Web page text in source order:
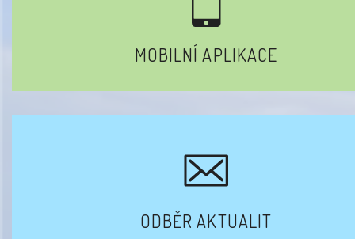
MOBILNÍ APLIKACE
ODBĚR AKTUALIT